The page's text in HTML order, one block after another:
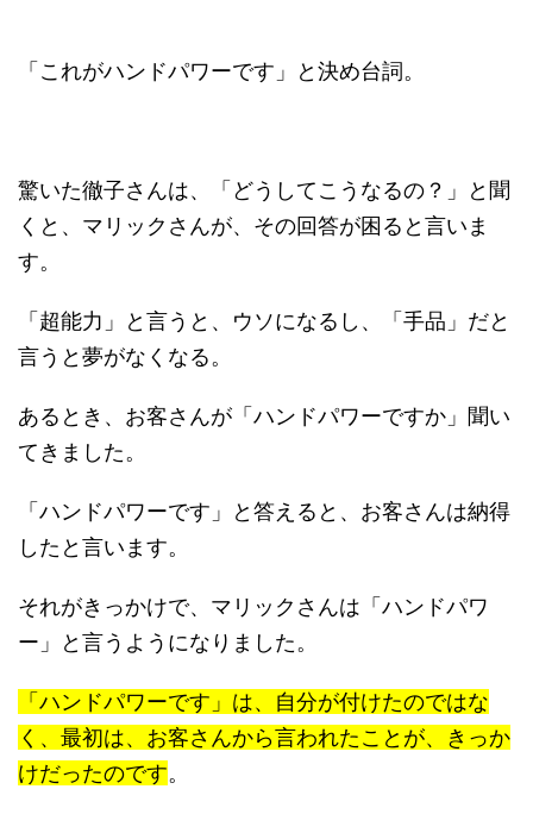
「これがハンドパワーです」と決め台詞。
驚いた徹子さんは、「どうしてこうなるの？」と聞
くと、マリックさんが、その回答が困ると言いま
す。
「超能力」と言うと、ウソになるし、「手品」だと
言うと夢がなくなる。
あるとき、お客さんが「ハンドパワーですか」聞い
てきました。
「ハンドパワーです」と答えると、お客さんは納得
したと言います。
それがきっかけで、マリックさんは「ハンドパワ
ー」と言うようになりました。
「ハンドパワーです」は、自分が付けたのではな
く、最初は、お客さんから言われたことが、きっか
けだったのです。